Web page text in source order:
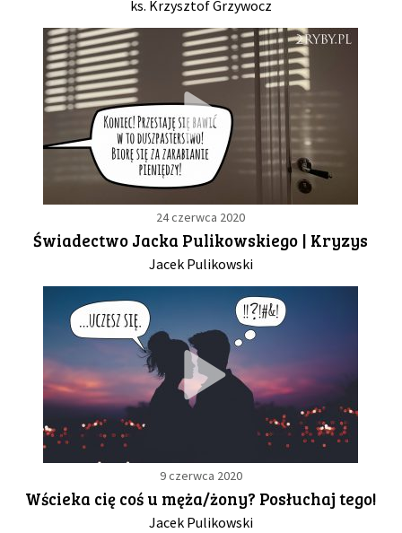
DLA MEDIÓW
KONTAKT
ks. Krzysztof Grzywocz
24 czerwca 2020
Świadectwo Jacka Pulikowskiego | Kryzys
Jacek Pulikowski
9 czerwca 2020
Wścieka cię coś u męża/żony? Posłuchaj tego!
Jacek Pulikowski